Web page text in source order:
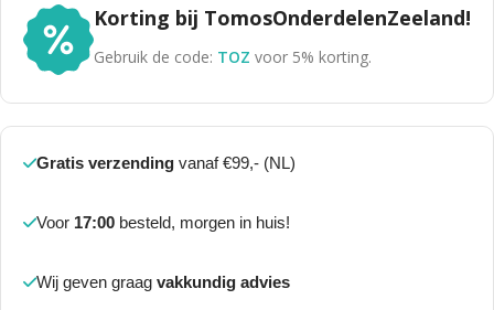
Korting bij TomosOnderdelenZeeland!
Gebruik de code: TOZ voor 5% korting.
Gratis verzending vanaf €99,- (NL)
Voor 17:00 besteld, morgen in huis!
Wij geven graag vakkundig advies